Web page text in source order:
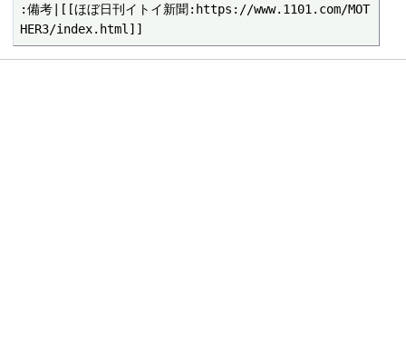
:備考|[[ほぼ日刊イトイ新聞:https://www.1101.com/MOT